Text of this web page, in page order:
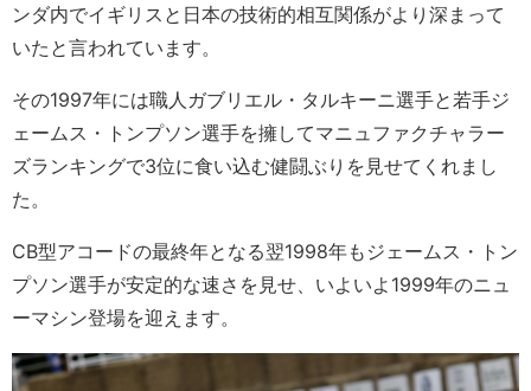
ンダ内でイギリスと日本の技術的相互関係がより深まって
いたと言われています。
その1997年には職人ガブリエル・タルキーニ選手と若手ジ
ェームス・トンプソン選手を擁してマニュファクチャラー
ズランキングで3位に食い込む健闘ぶりを見せてくれまし
た。
CB型アコードの最終年となる翌1998年もジェームス・トン
プソン選手が安定的な速さを見せ、いよいよ1999年のニュ
ーマシン登場を迎えます。